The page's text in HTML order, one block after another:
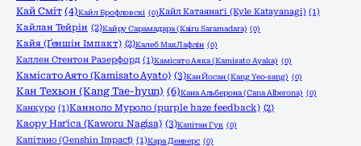
Кай Сміт (4)Кайл Брофловскі (0)Кайл Катаянаґі (Kyle Katayanagi) (1)
Кайлан Тейрін (2)Кайру Сарамадара (Kairu Saramadara) (0)
Кайя (Ґеншін Імпакт) (2)Калеб МакЛафлін (0)
Каллен Стентон Разерфорд (1)Камісато Аяка (Kamisato Ayaka) (0)
Камісато Аято (Kamisato Ayato) (3)Кан Йосан (Kang Yeo-sang) (0)
Кан Техьон (Kang Tae-hyun) (6)Кана Альберона (Cana Alberona) (0)
Канкуро (1)Канноло Муроло (purple haze feedback) (2)
Каору Наґіса (Kaworu Nagisa) (3)Капітан Гук (0)
Капітано (Genshin Impact) (1)Кара Денверс (0)